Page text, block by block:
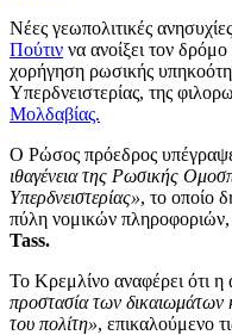
Νέες γεωπολιτικές
Πούτιν να ανοίξει τον
χορήγηση ρωσικής
Υπερδνειστερίας, της
Μολδαβίας.
Ο Ρώσος πρόεδρος
ιθαγένεια της Ρωσικής
Υπερδνειστερίας», το οποίο
πύλη νομικών
Tass.
Το Κρεμλίνο αναφέρει ότι
προστασία των δικαιωμάτων
του πολίτη», επικαλούμενο